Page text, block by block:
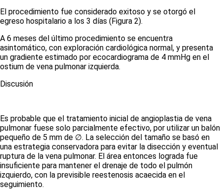
El procedimiento fue considerado exitoso y se otorgó el
egreso hospitalario a los 3 días (Figura 2).
A 6 meses del último procedimiento se encuentra
asintomático, con exploración cardiológica normal, y presenta
un gradiente estimado por ecocardiograma de 4 mmHg en el
ostium de vena pulmonar izquierda.
Discusión
Es probable que el tratamiento inicial de angioplastia de vena
pulmonar fuese solo parcialmente efectivo, por utilizar un balón
pequeño de 5 mm de ∅. La selección del tamaño se basó en
una estrategia conservadora para evitar la disección y eventual
ruptura de la vena pulmonar. El área entonces lograda fue
insuficiente para mantener el drenaje de todo el pulmón
izquierdo, con la previsible reestenosis acaecida en el
seguimiento.